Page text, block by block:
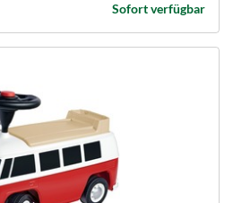
Sofort verfügbar